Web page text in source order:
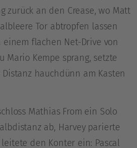
zurück an den Crease, wo Matt
Tor abtropfen lassen
einem flachen Net-Drive von
Mario Kempe sprang, setzte
hauchdünn am Kasten
Mathias From ein Solo
ab, Harvey parierte
den Konter ein: Pascal